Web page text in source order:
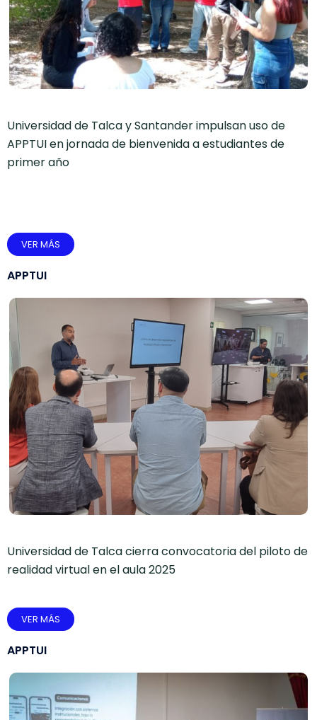
Universidad de Talca y Santander impulsan uso de
APPTUI en jornada de bienvenida a estudiantes de
primer año
VER MÁS
APPTUI
Universidad de Talca cierra convocatoria del piloto de
realidad virtual en el aula 2025
VER MÁS
APPTUI